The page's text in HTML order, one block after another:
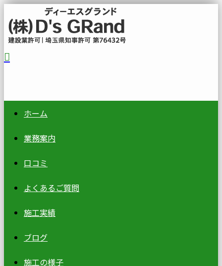
ホーム
業務案内
口コミ
よくあるご質問
施工実績
ブログ
施工の様子